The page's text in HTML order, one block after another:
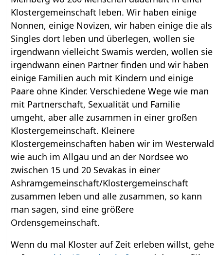
Klostergemeinschaft leben. Wir haben einige
Nonnen, einige Novizen, wir haben einige die als
Singles dort leben und überlegen, wollen sie
irgendwann vielleicht Swamis werden, wollen sie
irgendwann einen Partner finden und wir haben
einige Familien auch mit Kindern und einige
Paare ohne Kinder. Verschiedene Wege wie man
mit Partnerschaft, Sexualität und Familie
umgeht, aber alle zusammen in einer großen
Klostergemeinschaft. Kleinere
Klostergemeinschaften haben wir im Westerwald
wie auch im Allgäu und an der Nordsee wo
zwischen 15 und 20 Sevakas in einer
Ashramgemeinschaft/Klostergemeinschaft
zusammen leben und alle zusammen, so kann
man sagen, sind eine größere
Ordensgemeinschaft.
Wenn du mal Kloster auf Zeit erleben willst, gehe